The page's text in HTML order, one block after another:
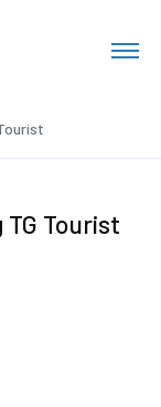
TG Tourist